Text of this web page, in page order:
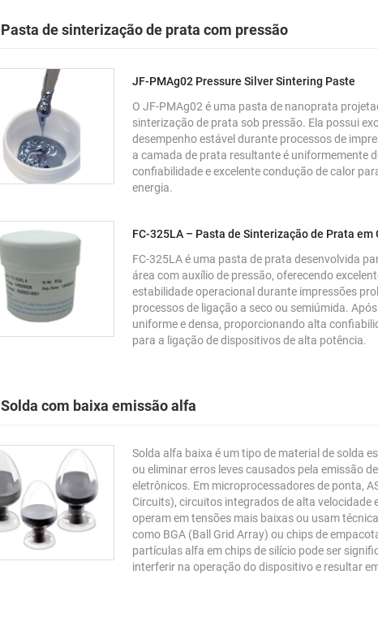
Pasta de sinterização de prata com pressão
JF-PMAg02 Pressure Silver Sintering Paste
O JF-PMAg02 é uma pasta de nanoprata
sinterização de prata sob pressão. Ela possui
desempenho estável durante processos de
a camada de prata resultante é uniformemente
confiabilidade e excelente condução de calor
energia.
FC-325LA – Pasta de Sinterização de Prata em
FC-325LA é uma pasta de prata desenvolvida
área com auxílio de pressão, oferecendo
estabilidade operacional durante impressões
processos de ligação a seco ou semiúmida.
uniforme e densa, proporcionando alta
para a ligação de dispositivos de alta potência.
Solda com baixa emissão alfa
Solda alfa baixa é um tipo de material de solda
ou eliminar erros leves causados pela emissão
eletrônicos. Em microprocessadores de ponta,
Circuits), circuitos integrados de alta velocidade
operam em tensões mais baixas ou usam
como BGA (Ball Grid Array) ou chips de
partículas alfa em chips de silício pode ser
interferir na operação do dispositivo e resultar